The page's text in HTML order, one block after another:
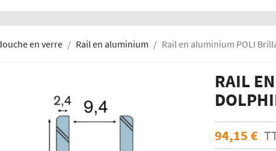
en verre spécial feux gaz
miroir sur mesure
en verre sur mesure
miroir dimension standard
DE POSE POUR
Choisir une crédence de cuisine
Entretenir une crédence de cuisine
Poser une crédence de cuisine
Echantillons de verre dépoli emaillé et
trempé
Echantillons de verre emaillé et trempé
en verre Rail en aluminium Rail en aluminium POLI
RAIL
94,15 €